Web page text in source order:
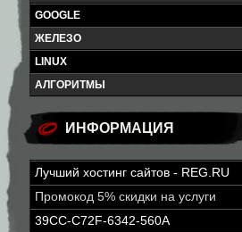
GOOGLE
ЖЕЛЕЗО
LINUX
АЛГОРИТМЫ
ИНФОРМАЦИЯ
Лучший хостинг сайтов - REG.RU
Промокод 5% скидки на услуги
39CC-C72F-6342-560A